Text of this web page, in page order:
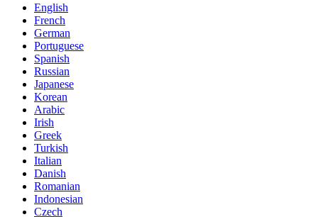
English
French
German
Portuguese
Spanish
Russian
Japanese
Korean
Arabic
Irish
Greek
Turkish
Italian
Danish
Romanian
Indonesian
Czech